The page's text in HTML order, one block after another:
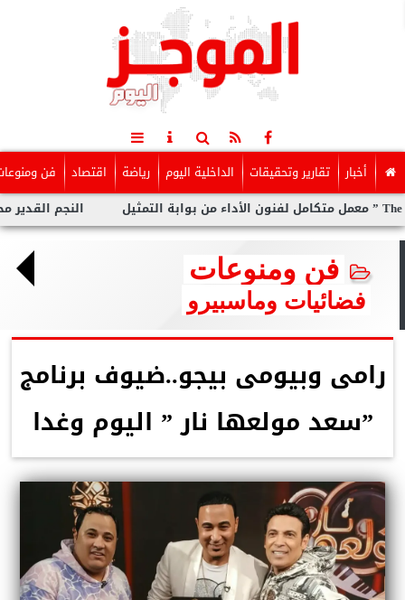
أخبار تقارير وتحقيقات الداخلية اليوم رياضة اقتصاد فن
النجم القدير محمد
فن ومنوعات
فضائيات وماسبيرو
رامى وبيومى بيجو..ضيوف برنامج
”سعد مولعها نار ” اليوم وغدا